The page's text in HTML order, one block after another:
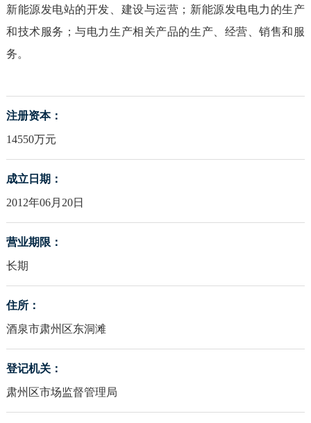
新能源发电站的开发、建设与运营；新能源发电电力的生产
和技术服务；与电力生产相关产品的生产、经营、销售和服
务。
注册资本：
14550万元
成立日期：
2012年06月20日
营业期限：
长期
住所：
酒泉市肃州区东洞滩
登记机关：
肃州区市场监督管理局